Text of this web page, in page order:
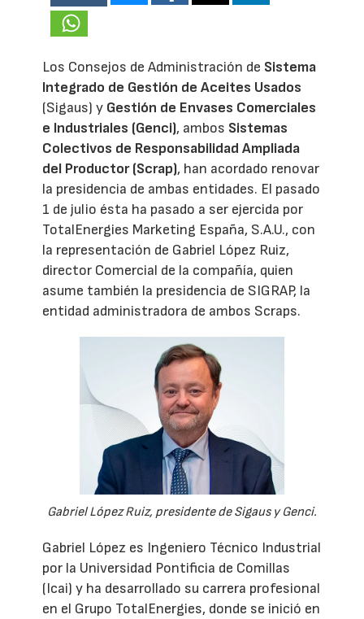
Los Consejos de Administración de Sistema
Integrado de Gestión de Aceites Usados
(Sigaus) y Gestión de Envases Comerciales
e Industriales (Genci), ambos Sistemas
Colectivos de Responsabilidad Ampliada
del Productor (Scrap), han acordado renovar
la presidencia de ambas entidades. El pasado
1 de julio ésta ha pasado a ser ejercida por
TotalEnergies Marketing España, S.A.U., con
la representación de Gabriel López Ruiz,
director Comercial de la compañía, quien
asume también la presidencia de SIGRAP, la
entidad administradora de ambos Scraps.
Gabriel López Ruiz, presidente de Sigaus y Genci.
Gabriel López es Ingeniero Técnico Industrial
por la Universidad Pontificia de Comillas
(Icai) y ha desarrollado su carrera profesional
en el Grupo TotalEnergies, donde se inició en